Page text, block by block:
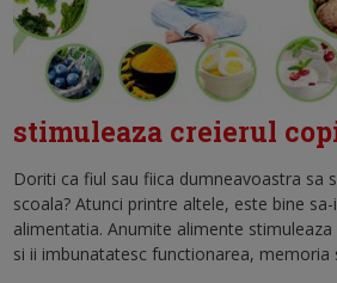
stimuleaza creierul
Doriti ca fiul sau fiica dumneavoastra sa
scoala? Atunci printre altele, este bine
alimentatia. Anumite alimente
si ii imbunatatesc functionarea, memoria